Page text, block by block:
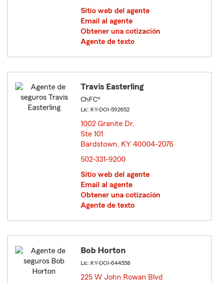
Sitio web del agente
Email al agente
Obtener una cotización
Agente de texto
Travis Easterling
ChFC®
Lic: KY-DOI-592652
1002 Granite Dr,
Ste 101
Bardstown, KY 40004-2076
502-331-9200
Sitio web del agente
Email al agente
Obtener una cotización
Agente de texto
Bob Horton
Lic: KY-DOI-644558
225 W John Rowan Blvd